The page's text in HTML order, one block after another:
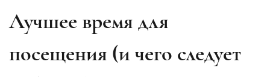
Лучшее время для
посещения (и чего следует